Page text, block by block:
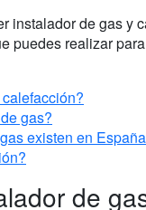
instalador de gas y
puedes realizar
gas?
existen en
de